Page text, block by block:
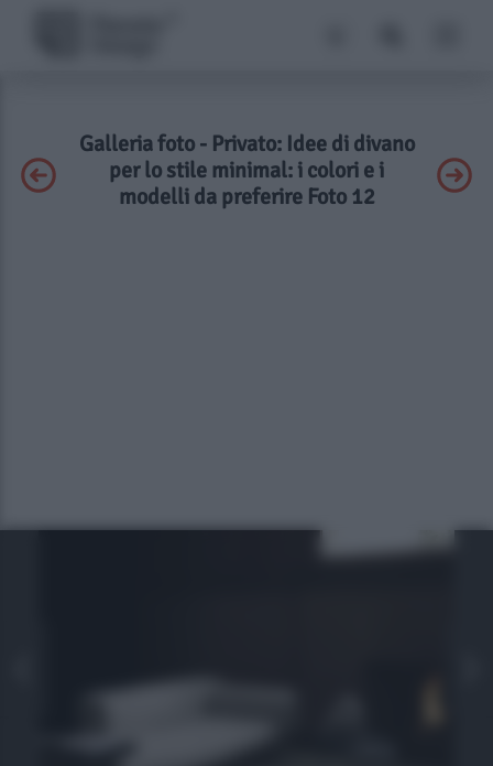
Galleria foto - Privato: Idee di divano
per lo stile minimal: i colori e i
modelli da preferire Foto 12